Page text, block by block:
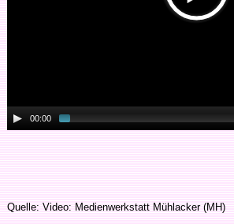
00:00
Quelle: Video: Medienwerkstatt Mühlacker (MH)